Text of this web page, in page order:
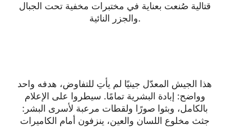
قتالية صُنعت بعناية في مختبرات مخفية تحت الجبال
والجزر النائية.
هذا الجيش المعدّل جينيًا لم يأتِ للتفاوض، هدفه واحد
وواضح: إبادة البشرية تمامًا. سيطروا على الإعلام
بالكامل، وبثوا صورًا ولقطات مرعبة لأسرى البشر:
جثث مخلوع اللسان والعين، ينزفون أمام الكاميرات